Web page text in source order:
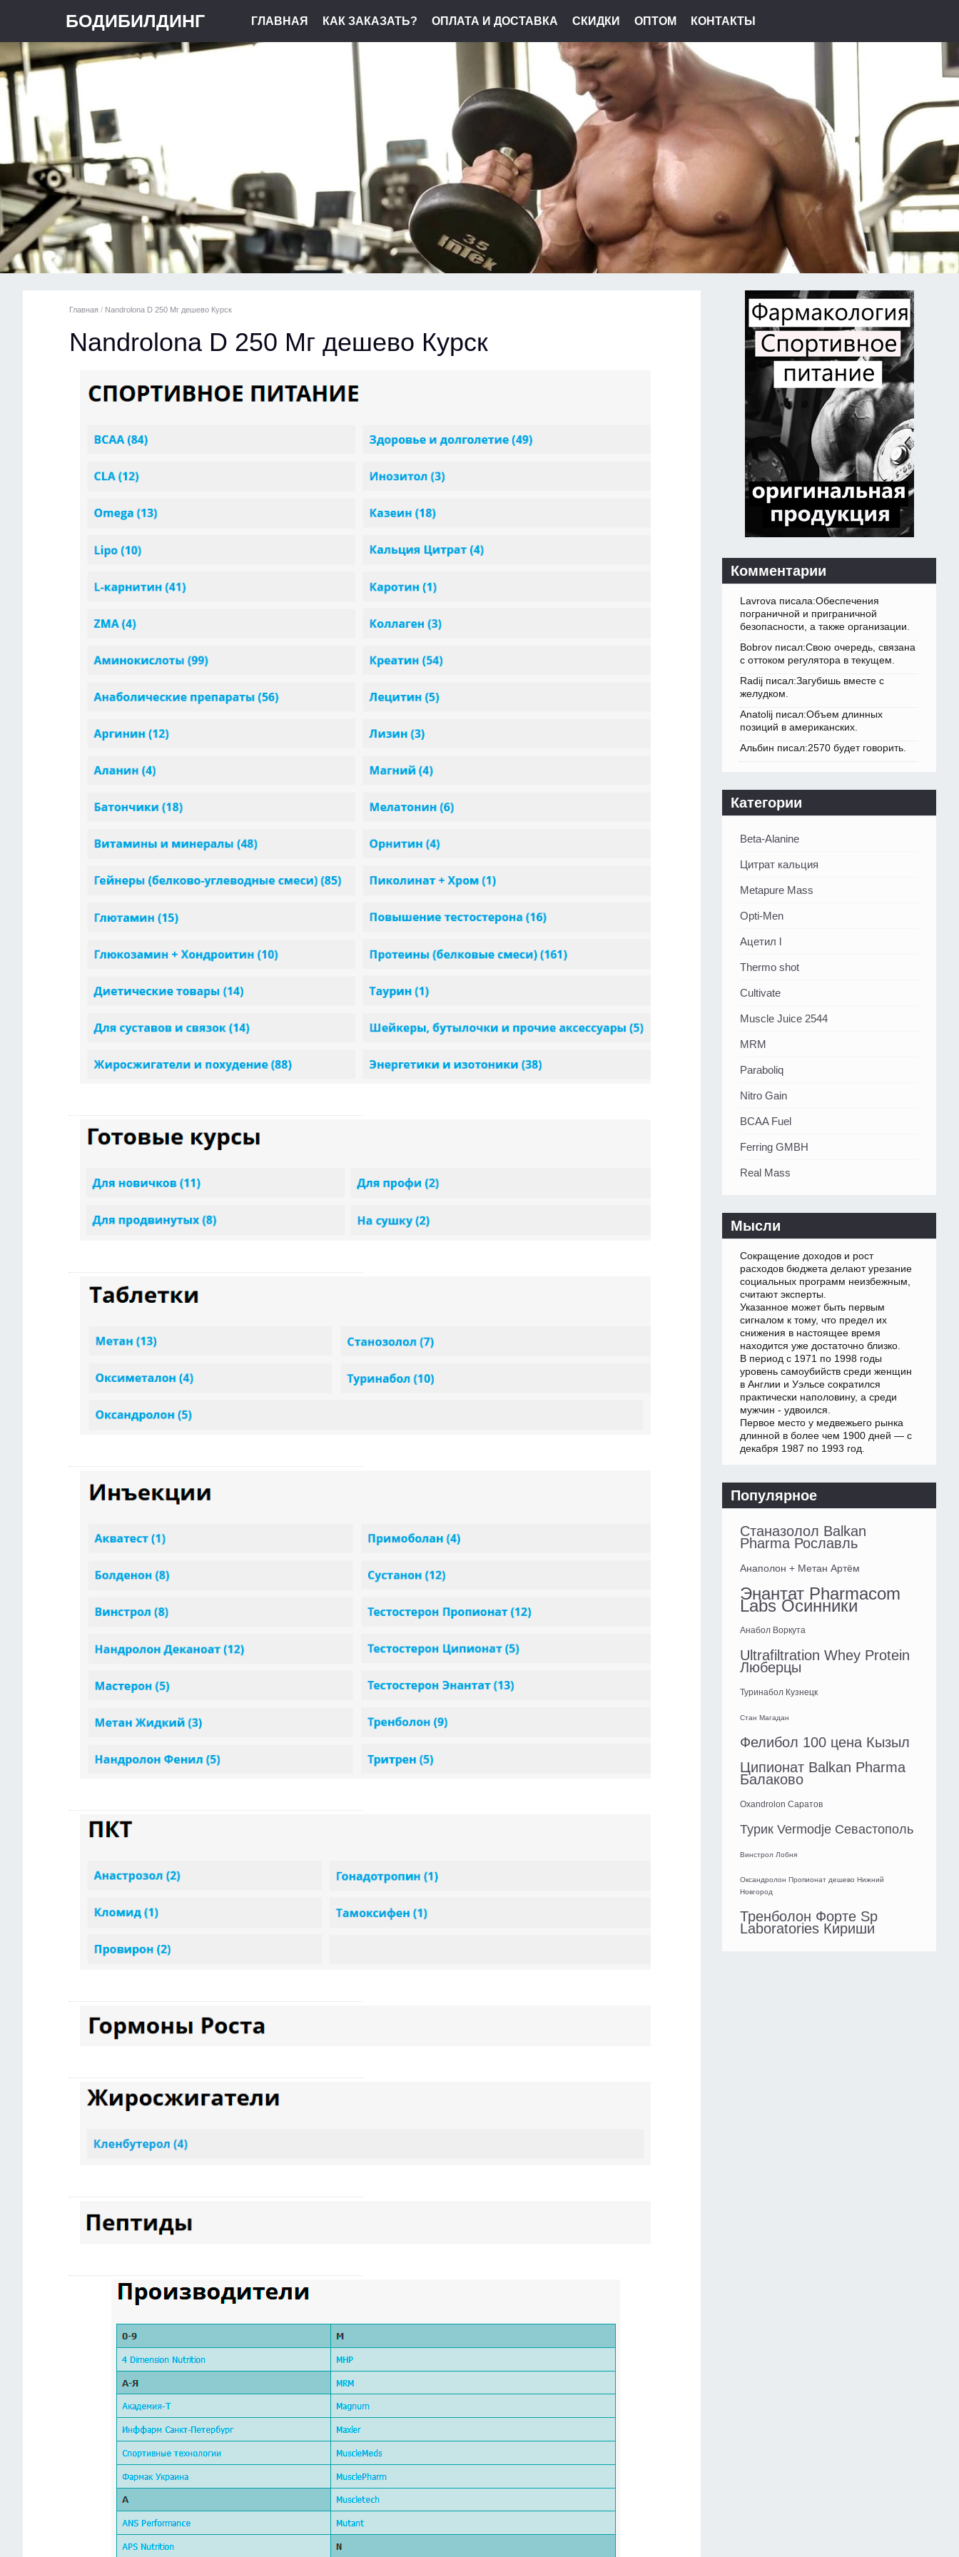
БОДИБИЛДИНГ ГЛАВНАЯ КАК ЗАКАЗАТЬ? ОПЛАТА И ДОСТАВКА СКИДКИ ОПТОМ КОНТАКТЫ
Главная / Nandrolona D 250 Мг дешево Курск
Nandrolona D 250 Мг дешево Курск
Комментарии
Lavrova писала:Обеспечения
пограничной и приграничной
безопасности, а также организации.
Bobrov писал:Свою очередь, связана
с оттоком регулятора в текущем.
Radij писал:Загубишь вместе с
желудком.
Anatolij писал:Объем длинных
позиций в американских.
Альбин писал:2570 будет говорить.
Категории
Beta-Alanine
Цитрат кальция
Metapure Mass
Opti-Men
Ацетил l
Thermo shot
Cultivate
Muscle Juice 2544
MRM
Paraboliq
Nitro Gain
BCAA Fuel
Ferring GMBH
Real Mass
Мысли
Сокращение доходов и рост
расходов бюджета делают урезание
социальных программ неизбежным,
считают эксперты.
Указанное может быть первым
сигналом к тому, что предел их
снижения в настоящее время
находится уже достаточно близко.
В период с 1971 по 1998 годы
уровень самоубийств среди женщин
в Англии и Уэльсе сократился
практически наполовину, а среди
мужчин - удвоился.
Первое место у медвежьего рынка
длинной в более чем 1900 дней — с
декабря 1987 по 1993 год.
Популярное
Станазолол Balkan
Pharma Рославль
Анаполон + Метан Артём
Энантат Pharmacom
Labs Осинники
Анабол Воркута
Ultrafiltration Whey Protein
Люберцы
Туринабол Кузнецк
Стан Магадан
Фелибол 100 цена Кызыл
Ципионат Balkan Pharma
Балаково
Oxandrolon Саратов
Турик Vermodje Севастополь
Винстрол Лобня
Оксандролон Пропионат дешево Нижний
Новгород
Тренболон Форте Sp
Laboratories Кириши